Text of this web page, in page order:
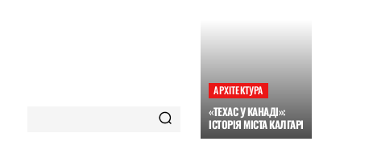
АРХІТЕКТУРА
«ТЕХАС У КАНАДІ»:
ІСТОРІЯ МІСТА КАЛГАРІ